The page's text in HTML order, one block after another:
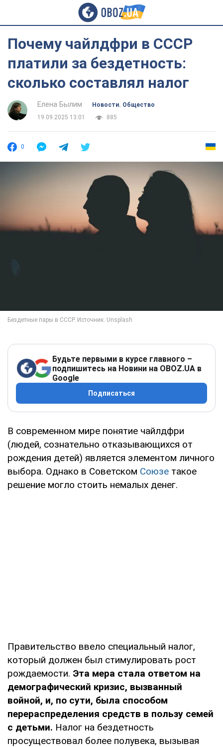
Почему чайлдфри в СССР
платили за бездетность:
сколько составлял налог
Елена Былим
Новости. Общество
19.09.2025 13:01
885
0
Будьте первыми в курсе главного –
подпишитесь на Новини на OBOZ.UA в
Google
Подписаться
В современном мире понятие чайлдфри
(людей, сознательно отказывающихся от
рождения детей) является элементом личного
выбора. Однако в Советском Союзе такое
решение могло стоить немалых денег.
Правительство ввело специальный налог,
который должен был стимулировать рост
рождаемости. Эта мера стала ответом на
демографический кризис, вызванный
войной, и, по сути, была способом
перераспределения средств в пользу семей
с детьми. Налог на бездетность
просуществовал более полувека, вызывая